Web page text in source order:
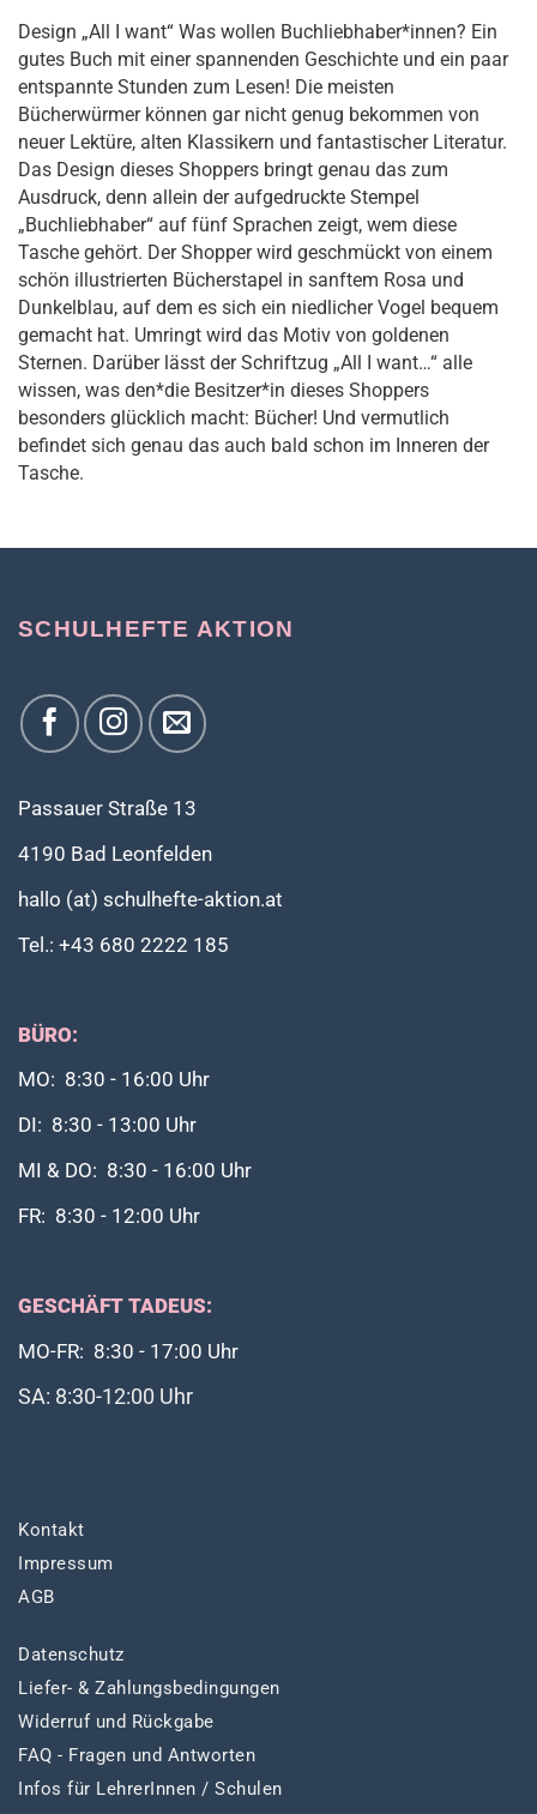
Design „All I want“ Was wollen Buchliebhaber*innen? Ein
gutes Buch mit einer spannenden Geschichte und ein paar
entspannte Stunden zum Lesen! Die meisten
Bücherwürmer können gar nicht genug bekommen von
neuer Lektüre, alten Klassikern und fantastischer Literatur.
Das Design dieses Shoppers bringt genau das zum
Ausdruck, denn allein der aufgedruckte Stempel
„Buchliebhaber“ auf fünf Sprachen zeigt, wem diese
Tasche gehört. Der Shopper wird geschmückt von einem
schön illustrierten Bücherstapel in sanftem Rosa und
Dunkelblau, auf dem es sich ein niedlicher Vogel bequem
gemacht hat. Umringt wird das Motiv von goldenen
Sternen. Darüber lässt der Schriftzug „All I want…“ alle
wissen, was den*die Besitzer*in dieses Shoppers
besonders glücklich macht: Bücher! Und vermutlich
befindet sich genau das auch bald schon im Inneren der
Tasche.
SCHULHEFTE AKTION
Passauer Straße 13
4190 Bad Leonfelden
hallo (at) schulhefte-aktion.at
Tel.: +43 680 2222 185
BÜRO:
MO: 8:30 - 16:00 Uhr
DI: 8:30 - 13:00 Uhr
MI & DO: 8:30 - 16:00 Uhr
FR: 8:30 - 12:00 Uhr
GESCHÄFT TADEUS:
MO-FR: 8:30 - 17:00 Uhr
SA: 8:30-12:00 Uhr
Kontakt
Impressum
AGB
Datenschutz
Liefer- & Zahlungsbedingungen
Widerruf und Rückgabe
FAQ - Fragen und Antworten
Infos für LehrerInnen / Schulen